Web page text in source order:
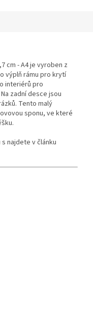
cm - A4 je vyroben z
výplň rámu pro krytí
interiérů pro
zadní desce jsou
Tento malý
sponu, ve které
najdete v článku